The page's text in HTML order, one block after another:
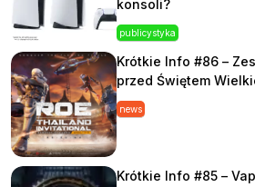
konsoli?
publicystyka
Krótkie Info #86 –
przed Świętem
news
Krótkie Info #85 –